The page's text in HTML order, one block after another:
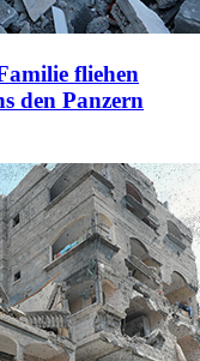
fliehen
den Panzern